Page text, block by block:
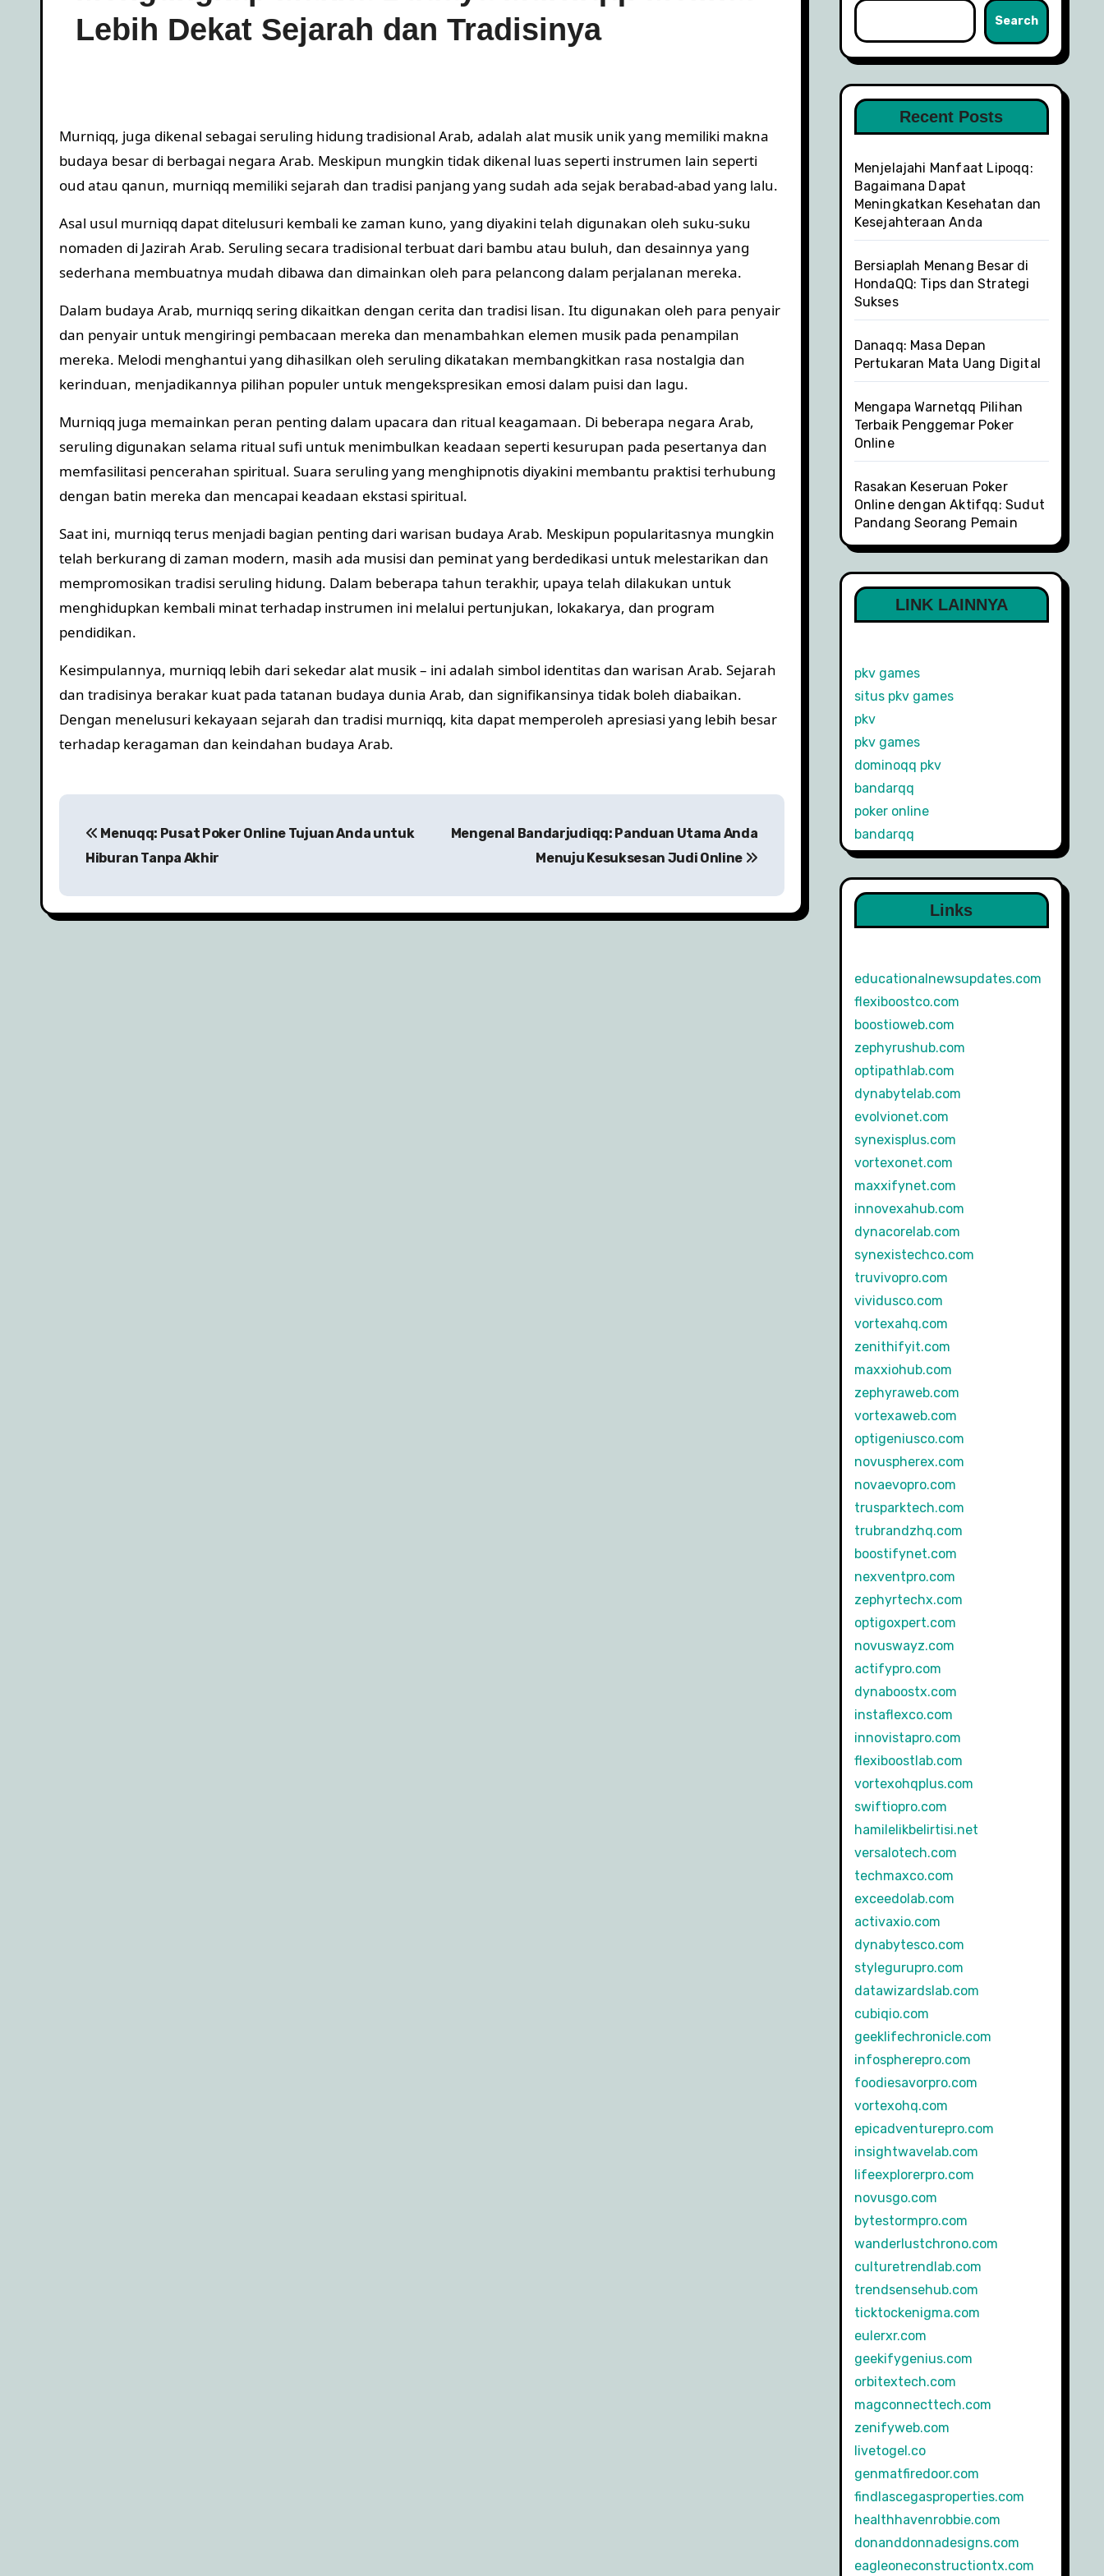
Lebih Dekat Sejarah dan Tradisinya
Murniqq, juga dikenal sebagai seruling hidung tradisional Arab, adalah alat musik unik yang memiliki makna
budaya besar di berbagai negara Arab. Meskipun mungkin tidak dikenal luas seperti instrumen lain seperti
oud atau qanun, murniqq memiliki sejarah dan tradisi panjang yang sudah ada sejak berabad-abad yang lalu.
Asal usul murniqq dapat ditelusuri kembali ke zaman kuno, yang diyakini telah digunakan oleh suku-suku
nomaden di Jazirah Arab. Seruling secara tradisional terbuat dari bambu atau buluh, dan desainnya yang
sederhana membuatnya mudah dibawa dan dimainkan oleh para pelancong dalam perjalanan mereka.
Dalam budaya Arab, murniqq sering dikaitkan dengan cerita dan tradisi lisan. Itu digunakan oleh para penyair
dan penyair untuk mengiringi pembacaan mereka dan menambahkan elemen musik pada penampilan
mereka. Melodi menghantui yang dihasilkan oleh seruling dikatakan membangkitkan rasa nostalgia dan
kerinduan, menjadikannya pilihan populer untuk mengekspresikan emosi dalam puisi dan lagu.
Murniqq juga memainkan peran penting dalam upacara dan ritual keagamaan. Di beberapa negara Arab,
seruling digunakan selama ritual sufi untuk menimbulkan keadaan seperti kesurupan pada pesertanya dan
memfasilitasi pencerahan spiritual. Suara seruling yang menghipnotis diyakini membantu praktisi terhubung
dengan batin mereka dan mencapai keadaan ekstasi spiritual.
Saat ini, murniqq terus menjadi bagian penting dari warisan budaya Arab. Meskipun popularitasnya mungkin
telah berkurang di zaman modern, masih ada musisi dan peminat yang berdedikasi untuk melestarikan dan
mempromosikan tradisi seruling hidung. Dalam beberapa tahun terakhir, upaya telah dilakukan untuk
menghidupkan kembali minat terhadap instrumen ini melalui pertunjukan, lokakarya, dan program
pendidikan.
Kesimpulannya, murniqq lebih dari sekedar alat musik – ini adalah simbol identitas dan warisan Arab. Sejarah
dan tradisinya berakar kuat pada tatanan budaya dunia Arab, dan signifikansinya tidak boleh diabaikan.
Dengan menelusuri kekayaan sejarah dan tradisi murniqq, kita dapat memperoleh apresiasi yang lebih besar
terhadap keragaman dan keindahan budaya Arab.
t
Menuqq: Pusat Poker Online Tujuan Anda untuk
Hiburan Tanpa Akhir
Mengenal Bandarjudiqq: Panduan Utama Anda
Menuju Kesuksesan Judi Online
Search
Recent Posts
Menjelajahi Manfaat Lipoqq:
Bagaimana Dapat
Meningkatkan Kesehatan dan
Kesejahteraan Anda
Bersiaplah Menang Besar di
HondaQQ: Tips dan Strategi
Sukses
Danaqq: Masa Depan
Pertukaran Mata Uang Digital
Mengapa Warnetqq Pilihan
Terbaik Penggemar Poker
Online
Rasakan Keseruan Poker
Online dengan Aktifqq: Sudut
Pandang Seorang Pemain
LINK LAINNYA
pkv games
situs pkv games
pkv
pkv games
dominoqq pkv
bandarqq
poker online
bandarqq
Links
educationalnewsupdates.com
flexiboostco.com
boostioweb.com
zephyrushub.com
optipathlab.com
dynabytelab.com
evolvionet.com
synexisplus.com
vortexonet.com
maxxifynet.com
innovexahub.com
dynacorelab.com
synexistechco.com
truvivopro.com
vividusco.com
vortexahq.com
zenithifyit.com
maxxiohub.com
zephyraweb.com
vortexaweb.com
optigeniusco.com
novuspherex.com
novaevopro.com
trusparktech.com
trubrandzhq.com
boostifynet.com
nexventpro.com
zephyrtechx.com
optigoxpert.com
novuswayz.com
actifypro.com
dynaboostx.com
instaflexco.com
innovistapro.com
flexiboostlab.com
vortexohqplus.com
swiftiopro.com
hamilelikbelirtisi.net
versalotech.com
techmaxco.com
exceedolab.com
activaxio.com
dynabytesco.com
stylegurupro.com
datawizardslab.com
cubiqio.com
geeklifechronicle.com
infospherepro.com
foodiesavorpro.com
vortexohq.com
epicadventurepro.com
insightwavelab.com
lifeexplorerpro.com
novusgo.com
bytestormpro.com
wanderlustchrono.com
culturetrendlab.com
trendsensehub.com
ticktockenigma.com
eulerxr.com
geekifygenius.com
orbitextech.com
magconnecttech.com
zenifyweb.com
livetogel.co
genmatfiredoor.com
findlascegasproperties.com
healthhavenrobbie.com
donanddonnadesigns.com
eagleoneconstructiontx.com